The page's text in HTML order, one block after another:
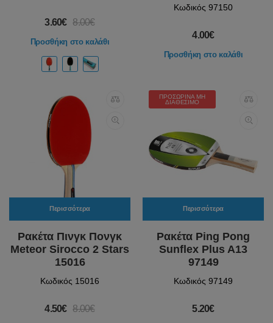
3.60€ 8.00€
Προσθήκη στο καλάθι
Κωδικός 97150
4.00€
Προσθήκη στο καλάθι
Περισσότερα
Ρακέτα Πινγκ Πονγκ
Meteor Sirocco 2 Stars
15016
Κωδικός 15016
4.50€ 8.00€
ΠΡΟΣΩΡΙΝΆ ΜΗ
ΔΙΑΘΈΣΙΜΟ
Περισσότερα
Ρακέτα Ping Pong
Sunflex Plus A13
97149
Κωδικός 97149
5.20€